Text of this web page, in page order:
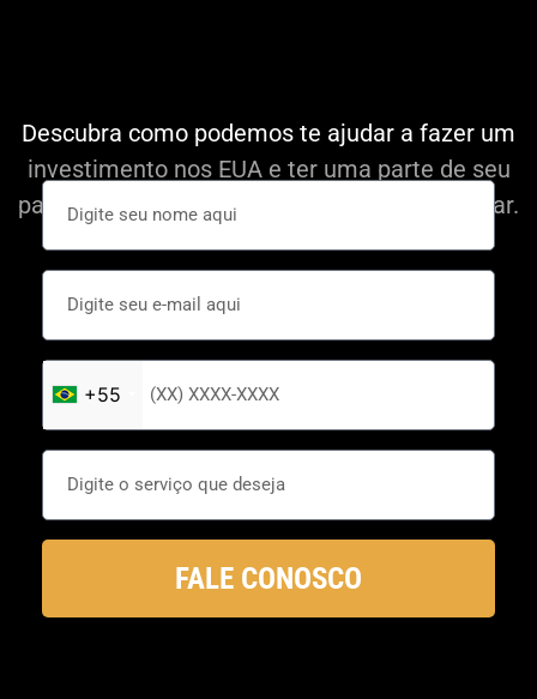
Descubra como podemos te ajudar a fazer um
investimento nos EUA e ter uma parte de seu
patrimônio em uma moeda forte como o Dolar.
+55
FALE CONOSCO